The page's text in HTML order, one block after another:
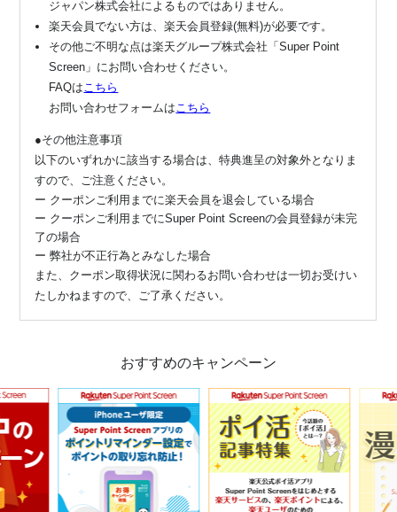
ジャパン株式会社によるものではありません。
楽天会員でない方は、楽天会員登録(無料)が必要です。
その他ご不明な点は楽天グループ株式会社「Super Point
Screen」にお問い合わせください。
FAQは こちら
お問い合わせフォームは こちら
●その他注意事項
以下のいずれかに該当する場合は、特典進呈の対象外となりま
すので、ご注意ください。
ー クーポンご利用までに楽天会員を退会している場合
ー クーポンご利用までにSuper Point Screenの会員登録が未完
了の場合
ー 弊社が不正行為とみなした場合
また、クーポン取得状況に関わるお問い合わせは一切お受けい
たしかねますので、ご了承ください。
おすすめのキャンペーン